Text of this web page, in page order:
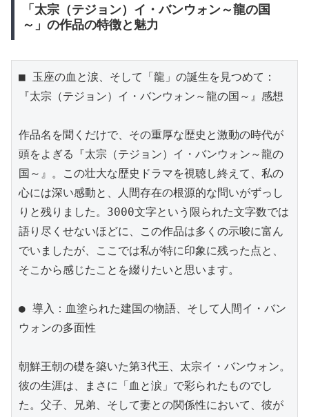
「太宗（テジョン）イ・バンウォン～龍の国
～」の作品の特徴と魅力
■ 玉座の血と涙、そして「龍」の誕生を見つめて：
『太宗（テジョン）イ・バンウォン～龍の国～』感想
作品名を聞くだけで、その重厚な歴史と激動の時代が
頭をよぎる『太宗（テジョン）イ・バンウォン～龍の
国～』。この壮大な歴史ドラマを視聴し終えて、私の
心には深い感動と、人間存在の根源的な問いがずっし
りと残りました。3000文字という限られた文字数では
語り尽くせないほどに、この作品は多くの示唆に富ん
でいましたが、ここでは私が特に印象に残った点と、
そこから感じたことを綴りたいと思います。
● 導入：血塗られた建国の物語、そして人間イ・バン
ウォンの多面性
朝鮮王朝の礎を築いた第3代王、太宗イ・バンウォン。
彼の生涯は、まさに「血と涙」で彩られたものでし
た。父子、兄弟、そして妻との関係性において、彼が